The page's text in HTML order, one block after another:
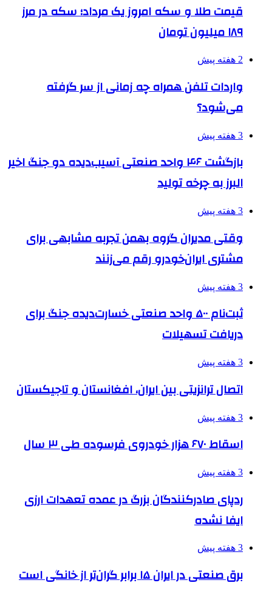
قیمت طلا و سکه امروز یک مرداد؛ سکه در مرز
۱۸۹ میلیون تومان
2 هفته پیش
واردات تلفن همراه چه زمانی از سر گرفته
می‌شود؟
3 هفته پیش
بازگشت ۴۶ واحد صنعتی آسیب‌دیده دو جنگ اخیر
البرز به چرخه تولید
3 هفته پیش
وقتی مدیران گروه بهمن تجربه مشابهی برای
مشتری ایران‌خودرو رقم می‌زنند
3 هفته پیش
ثبت‌نام ۵۰۰ واحد صنعتی خسارت‌دیده جنگ برای
دریافت تسهیلات
3 هفته پیش
اتصال ترانزیتی بین ایران، افغانستان و تاجیکستان
3 هفته پیش
اسقاط ۶۷۰ هزار خودروی فرسوده طی ۳ سال
3 هفته پیش
ردپای صادرکنندگان بزرگ در عمده تعهدات ارزی
ایفا نشده
3 هفته پیش
برق صنعتی در ایران ۱۵ برابر گران‌تر از خانگی است